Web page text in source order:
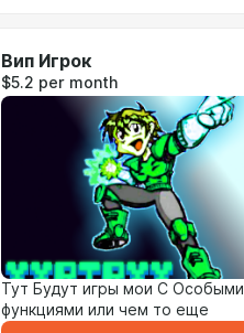
Вип Игрок
$5.2 per month
Тут Будут игры мои С Особыми
функциями или чем то еще